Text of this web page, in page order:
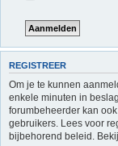
REGISTREER
Om je te kunnen
enkele minuten in
forumbeheerder kan
gebruikers. Lees voor
bijbehorend beleid.